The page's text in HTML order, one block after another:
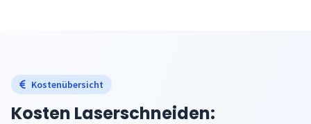
Kostenübersicht
Kosten Laserschneiden: